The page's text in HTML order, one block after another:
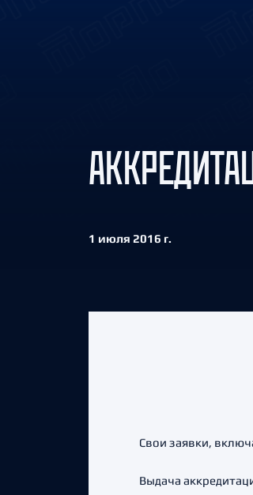
1 июля 2016 г.
Свои заявки,
Выдача